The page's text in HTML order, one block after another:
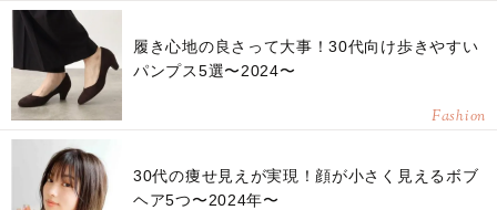
履き心地の良さって大事！30代向け歩きやすい
パンプス5選〜2024〜
Fashion
30代の痩せ見えが実現！顔が小さく見えるボブ
ヘア5つ〜2024年〜